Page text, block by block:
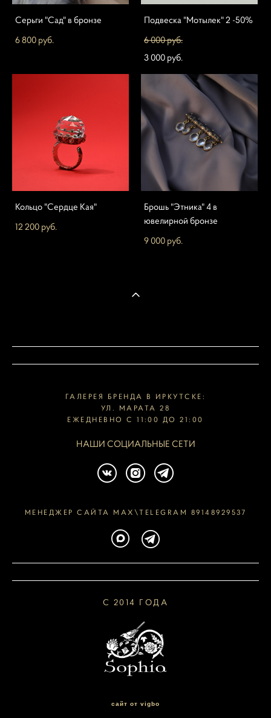
Серьги "Сад" в бронзе
6 800 pуб.
Подвеска "Мотылек" 2 -50%
6 000 pуб.
3 000 pуб.
Кольцо "Сердце Кая"
12 200 pуб.
Брошь "Этника" 4 в
ювелирной бронзе
9 000 pуб.
ГАЛЕРЕЯ БРЕНДА В ИРКУТСКЕ:
УЛ. МАРАТА 28
ЕЖЕДНЕВНО С 11:00 ДО 21:00
НАШИ СОЦИАЛЬНЫЕ СЕТИ
МЕНЕДЖЕР САЙТА MAX\TELEGRAM 89148929537
С 2014 ГОДА
сайт от vigbo